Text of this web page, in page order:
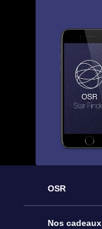
OSR
Service
Nos cadeaux